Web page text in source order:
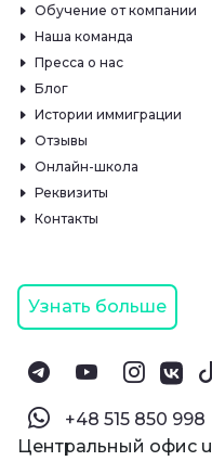
Обучение от компании
Наша команда
Пресса о нас
Блог
Истории иммиграции
Отзывы
Онлайн-школа
Реквизиты
Контакты
Узнать больше
‪+48 515 850 998‬
Центральный офис